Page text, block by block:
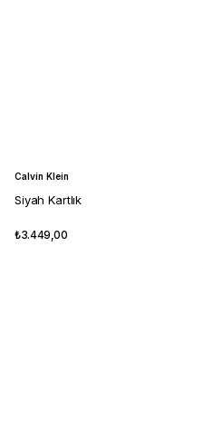
Calvin Klein
Siyah Kartlık
₺3.449,00